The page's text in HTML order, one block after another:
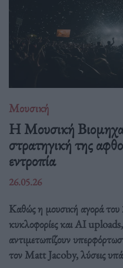
Μουσική
Η Μουσική
στρατηγική της
εντροπία
26.05.26
Καθώς η μουσική αγορά του
κυκλοφορίες και AI uploads,
αντιμετωπίζουν
τον Matt Jacoby, λύσεις